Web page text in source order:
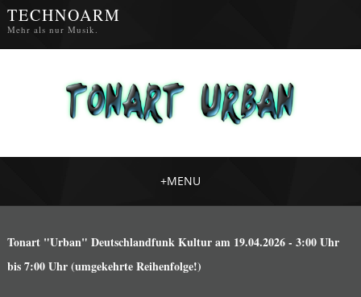
TECHNOARM
Mehr als nur Musik.
+MENU
Tonart "Urban" Deutschlandfunk Kultur am 19.04.2026 - 3:00 Uhr
bis 7:00 Uhr (umgekehrte Reihenfolge!)